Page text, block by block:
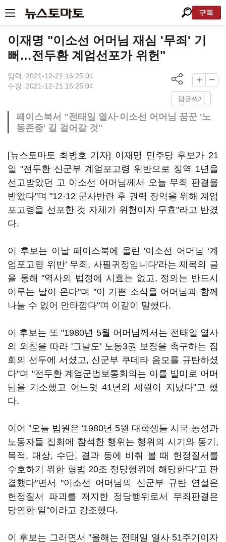
구독
이재명 "이소선 어머님 재심 '무죄' 기
뻐…전두환 계엄선포가 위헌"
입력: 2021-12-21 16:25:04
수정: 2021-12-21 16:25:04
답글쓰기
페이스북서 "전태일 열사·이소선 어머님 꿈꾼 '노
동존중' 길 걸어갈 것"
[뉴스토마토 최병호 기자] 이재명 민주당 후보가 21
일 "전두환 신군부 계엄포고령 위반으로 징역 1년을
선고받았던 고 이소선 어머님께서 오늘 무죄 판결을
받았다"며 "12·12 군사반란 후 권력 장악을 위해 계엄
포고령을 선포한 것 자체가 위헌이자 무효"라고 반겼
다.
이 후보는 이날 페이스북에 올린 '이소선 어머님 ‘계
엄포고령 위반’ 무죄, 사필귀정입니다'라는 제목의 글
을 통해 "역사의 법정에 시효는 없고, 정의는 반드시
이루는 날이 온다"며 "이 기쁜 소식을 어머님과 함께
나눌 수 없어 안타깝다"며 이같이 말했다.
이 후보는 또 "1980년 5월 어머님께서는 전태일 열사
의 외침을 따라 '그날도' 노동3권 보장을 촉구하는 집
회의 선두에 서셨고, 신군부 쿠데타 음모를 규탄하셨
다"며 "전두환 계엄군법보통회의는 이를 빌미로 어머
님을 기소했고 어느덧 41년의 세월이 지났다"고 했
다.
이어 "오늘 법원은 '1980년 5월 대학생들 시국 농성과
노동자들 집회에 참석한 행위는 행위의 시기와 동기,
목적, 대상, 수단, 결과 등에 비춰 볼 때 헌정질서를
수호하기 위한 형법 20조 정당행위에 해당한다”고 판
결했다"면서 "이소선 어머님의 신군부 규탄 연설은
헌정질서 파괴를 저지한 정당행위로서 무죄판결은
당연한 일"이라고 강조했다.
이 후보는 그러면서 "올해는 전태일 열사 51주기이자